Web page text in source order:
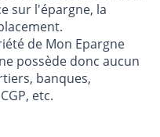
en ligne depuis 2001.
sur l'épargne, la
de Mon Epargne
possède donc aucun
etc.